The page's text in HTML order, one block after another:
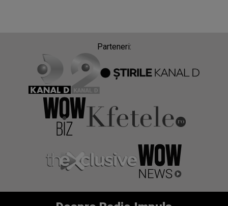
Parteneri: